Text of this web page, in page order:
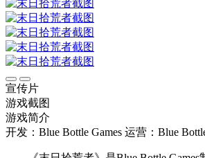
宣传片
游戏截图
游戏简介
开发：Blue Bottle Games 运营：Blue